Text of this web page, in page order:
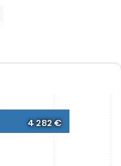
4 282 €